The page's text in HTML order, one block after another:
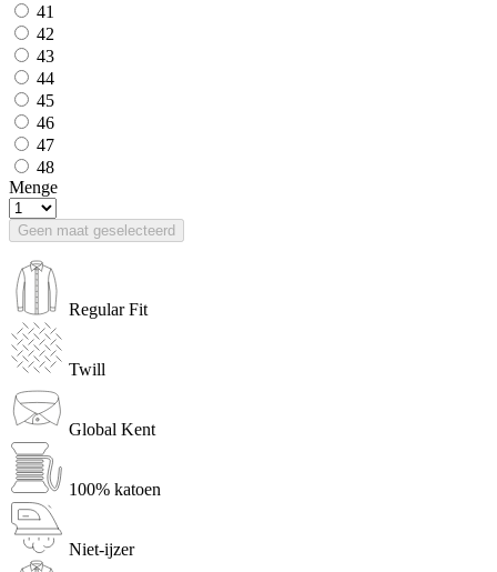
41
42
43
44
45
46
47
48
Menge
Geen maat geselecteerd
Regular Fit
Twill
Global Kent
100% katoen
Niet-ijzer